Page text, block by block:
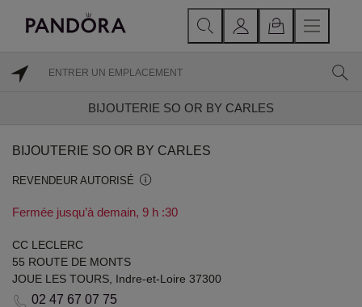
BIJOUTERIE SO OR BY CARLES
BIJOUTERIE SO OR BY CARLES
REVENDEUR AUTORISÉ
Fermée jusqu’à demain, 9 h :30
CC LECLERC
55 ROUTE DE MONTS
JOUE LES TOURS, Indre-et-Loire 37300
02 47 67 07 75